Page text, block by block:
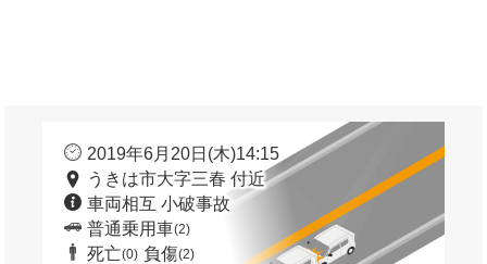
2019年6月20日(木)14:15
うきは市大字三春 付近
車両相互 小破事故
普通乗用車(2)
死亡(0) 負傷(2)